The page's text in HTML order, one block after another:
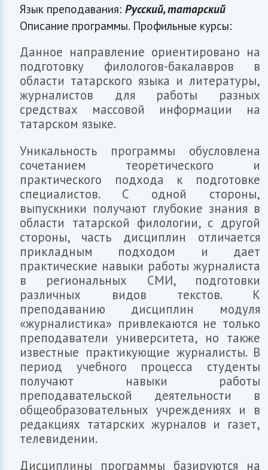
Язык преподавания:Русский, татарский
Описание программы. Профильные курсы:
Данное направление ориентировано на
подготовку филологов-бакалавров в
области татарского языка и литературы,
журналистов для работы разных
средствах массовой информации на
татарском языке.
Уникальность программы обусловлена
сочетанием теоретического и
практического подхода к подготовке
специалистов. С одной стороны,
выпускники получают глубокие знания в
области татарской филологии, с другой
стороны, часть дисциплин отличается
прикладным подходом и дает
практические навыки работы журналиста
в региональных СМИ, подготовки
различных видов текстов. К
преподаванию дисциплин модуля
«журналистика» привлекаются не только
преподаватели университета, но также
известные практикующие журналисты. В
период учебного процесса студенты
получают навыки работы
преподавательской деятельности в
общеобразовательных учреждениях и в
редакциях татарских журналов и газет,
телевидении.
Дисциплины программы базируются на